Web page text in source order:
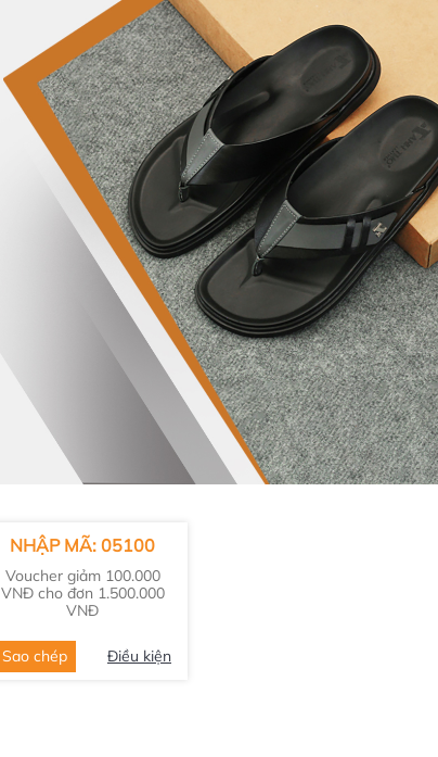
NHẬP MÃ: 05100
Voucher giảm 100.000
VNĐ cho đơn 1.500.000
VNĐ
Sao chép Điều kiện